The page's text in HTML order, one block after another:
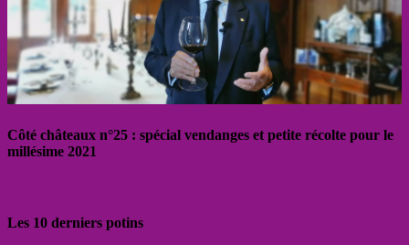
Côté châteaux n°25 : spécial vendanges et petite récolte pour le
millésime 2021
Les 10 derniers potins